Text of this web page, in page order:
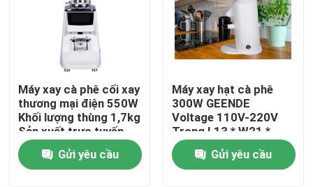
Nhà
Máy xay cà phê cối xay
thương mại điện 550W
Khối lượng thùng 1,7kg
Sản xuất trực tuyến
Gửi yêu cầu
Máy xay hạt cà phê
300W GEENDE
Voltage 110V-220V
Trong L13 * W21 *
H32CM
Gửi yêu cầu